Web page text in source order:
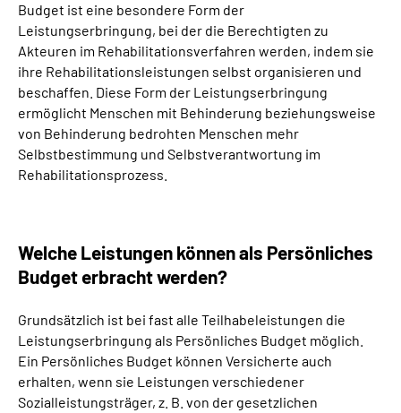
Leichte Sprache
Suche
Mein Kundenportal
Budget ist eine besondere Form der
Leistungserbringung, bei der die Berechtigten zu
Akteuren im Rehabilitationsverfahren werden, indem sie
ihre Rehabilitationsleistungen selbst organisieren und
beschaffen. Diese Form der Leistungserbringung
ermöglicht Menschen mit Behinderung beziehungsweise
von Behinderung bedrohten Menschen mehr
Selbstbestimmung und Selbstverantwortung im
Rehabilitationsprozess.
Welche Leistungen können als Persönliches
Budget erbracht werden?
Grundsätzlich ist bei fast alle Teilhabeleistungen die
Leistungserbringung als Persönliches Budget möglich.
Ein Persönliches Budget können Versicherte auch
erhalten, wenn sie Leistungen verschiedener
Sozialleistungsträger, z. B. von der gesetzlichen